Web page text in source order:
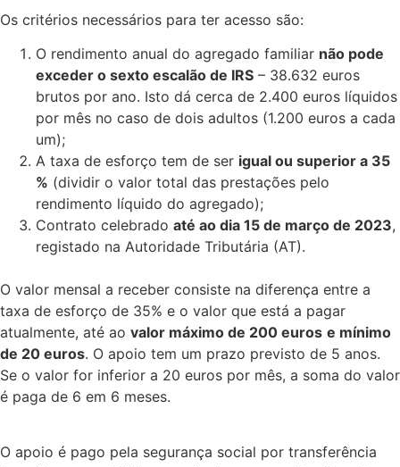
Os critérios necessários para ter acesso são:
O rendimento anual do agregado familiar não pode
exceder o sexto escalão de IRS – 38.632 euros
brutos por ano. Isto dá cerca de 2.400 euros líquidos
por mês no caso de dois adultos (1.200 euros a cada
um);
A taxa de esforço tem de ser igual ou superior a 35
% (dividir o valor total das prestações pelo
rendimento líquido do agregado);
Contrato celebrado até ao dia 15 de março de 2023,
registado na Autoridade Tributária (AT).
O valor mensal a receber consiste na diferença entre a
taxa de esforço de 35% e o valor que está a pagar
atualmente, até ao valor máximo de 200 euros e mínimo
de 20 euros. O apoio tem um prazo previsto de 5 anos.
Se o valor for inferior a 20 euros por mês, a soma do valor
é paga de 6 em 6 meses.
O apoio é pago pela segurança social por transferência